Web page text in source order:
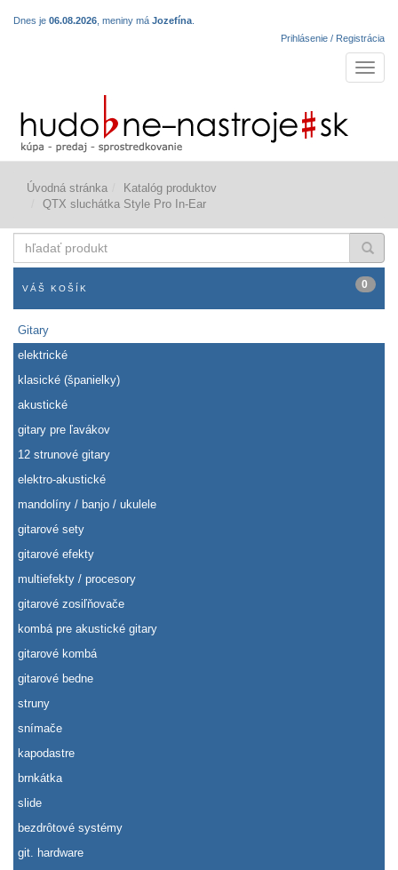
Dnes je 06.08.2026 , meniny má Jozefína
Prihlásenie / Registrácia
Úvodná stránka
Katalóg produktov
QTX sluchátka Style Pro In-Ear
produkt
VÁŠ KOŠÍK 0
Gitary
elektrické
klasické (španielky)
akustické
gitary pre ľavákov
12 strunové gitary
elektro-akustické
mandolíny / banjo / ukulele
gitarové sety
gitarové efekty
multiefekty / procesory
gitarové zosiľňovače
kombá pre akustické gitary
gitarové kombá
gitarové bedne
struny
snímače
kapodastre
brnkátka
slide
bezdrôtové systémy
git. hardware